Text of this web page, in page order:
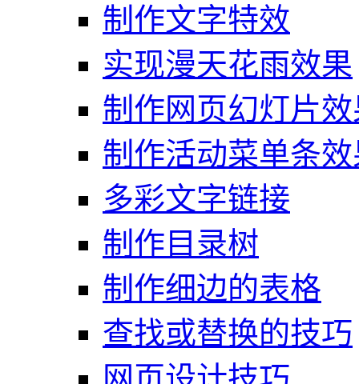
制作文字特效
实现漫天花雨效果
制作网页幻灯片
制作活动菜单条
多彩文字链接
制作目录树
制作细边的表格
查找或替换的技巧